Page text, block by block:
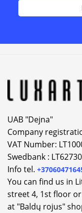
UAB "Dejna"
Company
VAT Number:
Swedbank :
Info tel.
You can find us in
street 4, 1st floor
at "Baldų rojus"